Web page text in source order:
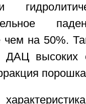
на 50%.
ДАЦ высоких